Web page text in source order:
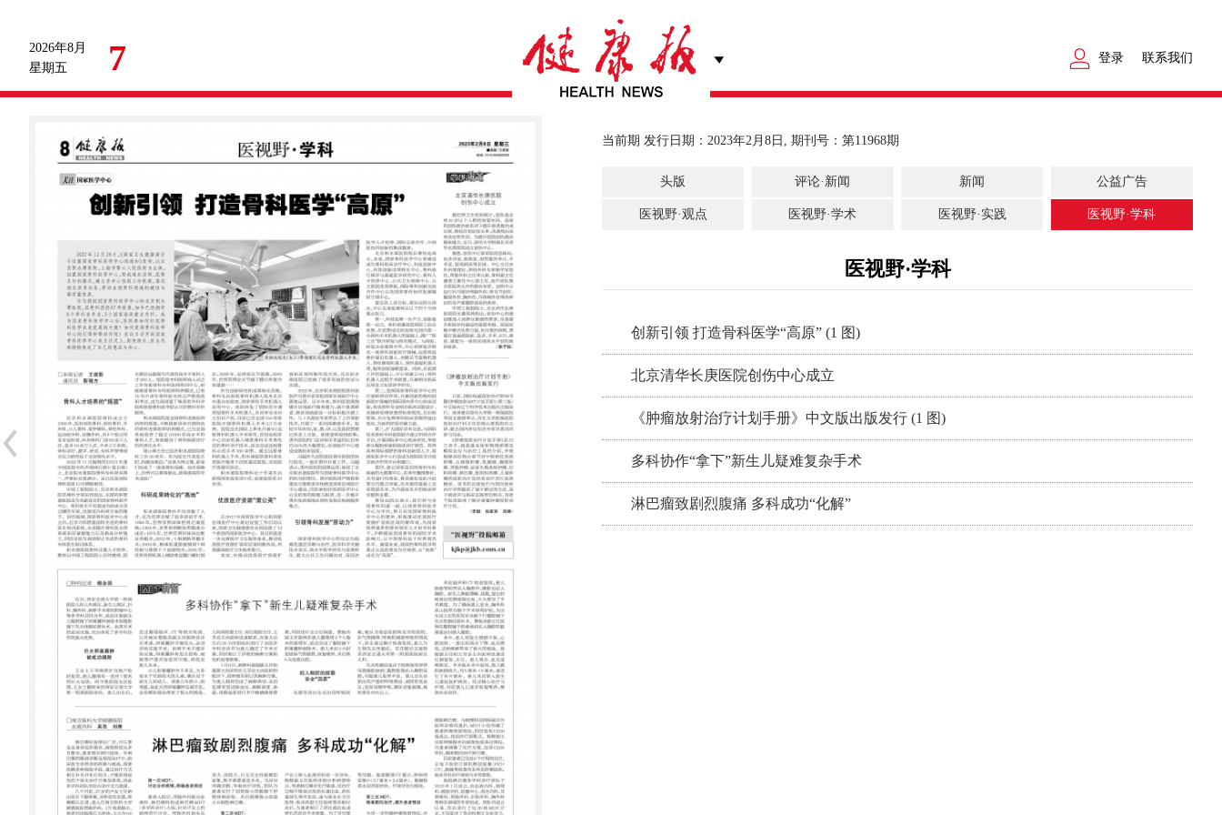
2026年8月
星期五
7 登录 联系我们
当前期 发行日期：2023年2月8日, 期刊号：第11968期
头版 评论·新闻 新闻 公益广告
医视野·观点 医视野·学术 医视野·实践 医视野·学科
医视野·学科
创新引领 打造骨科医学“高原” (1 图)
北京清华长庚医院创伤中心成立
《肿瘤放射治疗计划手册》中文版出版发行 (1 图)
多科协作“拿下”新生儿疑难复杂手术
淋巴瘤致剧烈腹痛 多科成功“化解”